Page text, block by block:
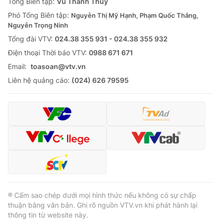
Phó Tổng Biên tập: Nguyễn Thị Mỹ Hạnh, Phạm Quốc Thắng,
Nguyễn Trọng Ninh
Tổng đài VTV: 024.38 355 931 - 024.38 355 932
Ðiện thoại Thời báo VTV: 0988 671 671
Email: toasoan@vtv.vn
Liên hệ quảng cáo: (024) 626 79595
® Cấm sao chép dưới mọi hình thức nếu không có sự chấp
thuận bằng văn bản. Ghi rõ nguồn VTV.vn khi phát hành lại
thông tin từ website này.